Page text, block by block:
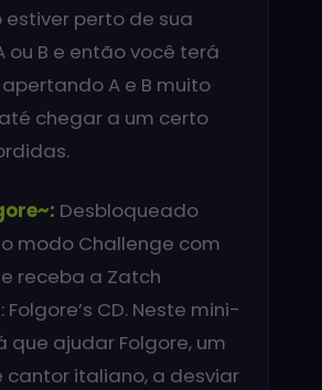
estiver perto de sua
ou B e então você terá
A e B muito
chegar a um certo
Desbloqueado
modo Challenge com
receba a Zatch
CD. Neste mini-
que ajudar Folgore, um
italiano, a desviar